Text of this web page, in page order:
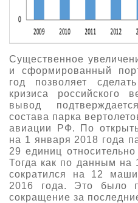
Существенное
и сформированный
год позволяет
кризиса российского
вывод
состава парка
авиации РФ. По
на 1 января 2018 года
29 единиц
Тогда как по данным на
сократился на 12
2016 года. Это было
сокращение за